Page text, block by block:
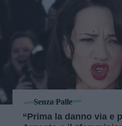
Senza Palle
“Prima la danno via e